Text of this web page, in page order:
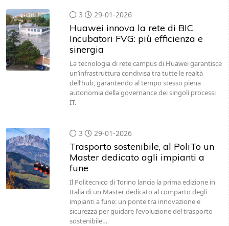
3 29-01-2026
Huawei innova la rete di BIC
Incubatori FVG: più efficienza e
sinergia
La tecnologia di rete campus di Huawei garantisce
un’infrastruttura condivisa tra tutte le realtà
dell’hub, garantendo al tempo stesso piena
autonomia della governance dei singoli processi
IT.
3 29-01-2026
Trasporto sostenibile, al PoliTo un
Master dedicato agli impianti a
fune
Il Politecnico di Torino lancia la prima edizione in
Italia di un Master dedicato al comparto degli
impianti a fune: un ponte tra innovazione e
sicurezza per guidare l'evoluzione del trasporto
sostenibile…